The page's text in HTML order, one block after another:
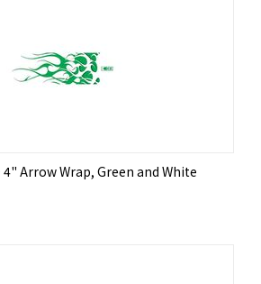
Arrow Wrap, Green and White